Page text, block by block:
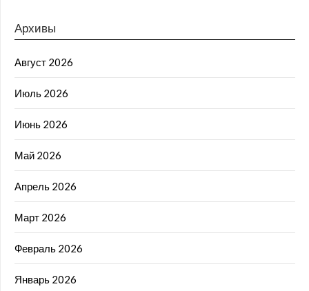
Архивы
Август 2026
Июль 2026
Июнь 2026
Май 2026
Апрель 2026
Март 2026
Февраль 2026
Январь 2026